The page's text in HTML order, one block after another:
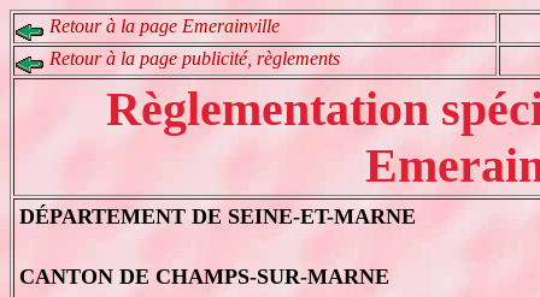
Retour à la page Emerainville
Retour à la page publicité, règlements
Règlementation
DÉPARTEMENT DE SEINE-ET-MARNE
CANTON DE CHAMPS-SUR-MARNE